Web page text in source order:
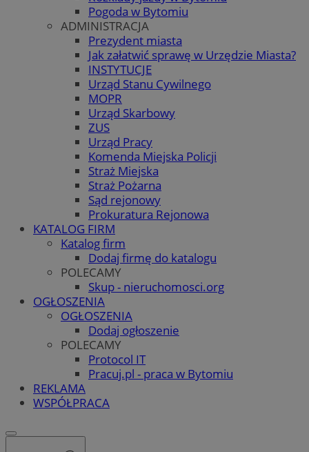
Pogoda w Bytomiu
ADMINISTRACJA
Prezydent miasta
Jak załatwić sprawę w Urzędzie Miasta?
INSTYTUCJE
Urząd Stanu Cywilnego
MOPR
Urząd Skarbowy
ZUS
Urząd Pracy
Komenda Miejska Policji
Straż Miejska
Straż Pożarna
Sąd rejonowy
Prokuratura Rejonowa
KATALOG FIRM
Katalog firm
Dodaj firmę do katalogu
POLECAMY
Skup - nieruchomosci.org
OGŁOSZENIA
OGŁOSZENIA
Dodaj ogłoszenie
POLECAMY
Protocol IT
Pracuj.pl - praca w Bytomiu
REKLAMA
WSPÓŁPRACA